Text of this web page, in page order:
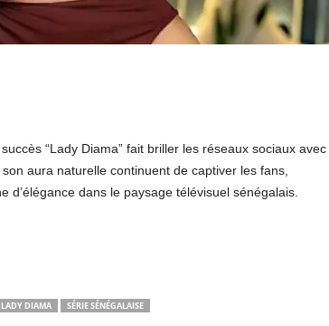
“Lady Diama” fait briller les réseaux sociaux avec
aura naturelle continuent de captiver les fans,
d’élégance dans le paysage télévisuel sénégalais.
LADY DIAMA SÉRIE SÉNÉGALAISE